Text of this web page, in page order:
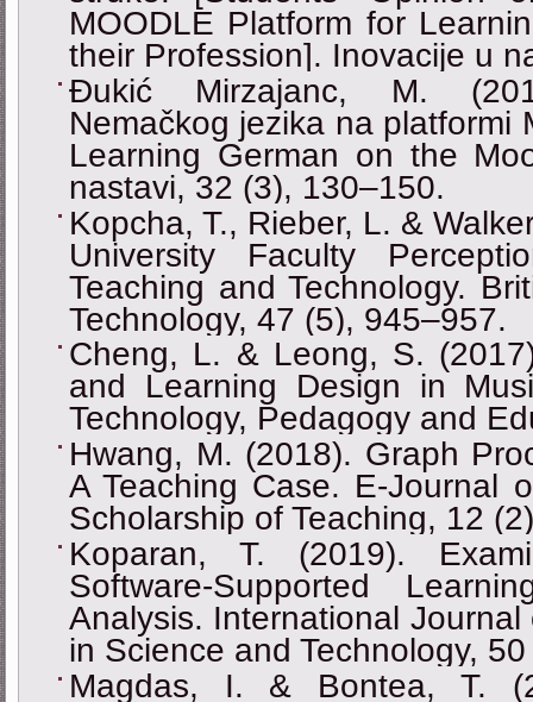
MOODLE Platform for
their Profession]. Inovacije u
Đukić Mirzajanc, M.
Nemačkog jezika na platformi
Learning German on the
nastavi, 32 (3), 130–150.
Kopcha, T., Rieber, L. &
University Faculty
Teaching and Technology.
Technology, 47 (5), 945–957.
Cheng, L. & Leong, S.
and Learning Design in
Technology, Pedagogy and
Hwang, M. (2018). Graph
A Teaching Case. E-Journal
Scholarship of Teaching, 12
Koparan, T. (2019).
Software-Supported
Analysis. International
in Science and Technology,
Magdas, I. & Bontea, T.